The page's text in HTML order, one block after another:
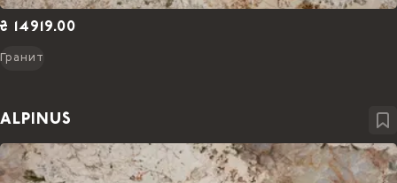
₴ 14919.00
Гранит
ALPINUS